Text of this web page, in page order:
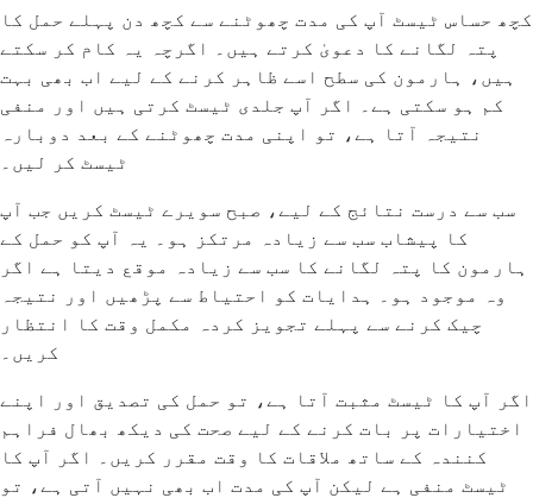
کچھ حساس ٹیسٹ آپ کی مدت چھوٹنے سے کچھ دن پہلے حمل کا
پتہ لگانے کا دعویٰ کرتے ہیں۔ اگرچہ یہ کام کر سکتے
ہیں، ہارمون کی سطح اسے ظاہر کرنے کے لیے اب بھی بہت
کم ہو سکتی ہے۔ اگر آپ جلدی ٹیسٹ کرتی ہیں اور منفی
نتیجہ آتا ہے، تو اپنی مدت چھوٹنے کے بعد دوبارہ
ٹیسٹ کر لیں۔
سب سے درست نتائج کے لیے، صبح سویرے ٹیسٹ کریں جب آپ
کا پیشاب سب سے زیادہ مرتکز ہو۔ یہ آپ کو حمل کے
ہارمون کا پتہ لگانے کا سب سے زیادہ موقع دیتا ہے اگر
وہ موجود ہو۔ ہدایات کو احتیاط سے پڑھیں اور نتیجہ
چیک کرنے سے پہلے تجویز کردہ مکمل وقت کا انتظار
کریں۔
اگر آپ کا ٹیسٹ مثبت آتا ہے، تو حمل کی تصدیق اور اپنے
اختیارات پر بات کرنے کے لیے صحت کی دیکھ بھال فراہم
کنندہ کے ساتھ ملاقات کا وقت مقرر کریں۔ اگر آپ کا
ٹیسٹ منفی ہے لیکن آپ کی مدت اب بھی نہیں آتی ہے، تو